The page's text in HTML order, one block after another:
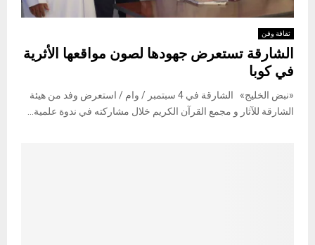
ثقافة وفن
الشارقة تستعرض جهودها لصون مواقعها الأثرية
في كوبا
«نبض الخليج» الشارقة في 4 سبتمبر / وام / استعرض وفد من هيئة
الشارقة للآثار و مجمع القرآن الكريم خلال مشاركته في ندوة علمية...